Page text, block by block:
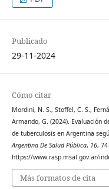
Publicado
29-11-2024
Cómo citar
Mordini, N. S., Stoffel, C. S.,
Armando, G. (2024). Evaluación
de tuberculosis en Argentina
Argentina De Salud Pública, 16,
https://www.rasp.msal.gov.ar/
Más formatos de cita